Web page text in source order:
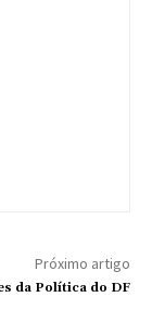
Próximo artigo
da Política do DF